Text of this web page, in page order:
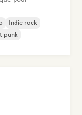
Indie rock
punk